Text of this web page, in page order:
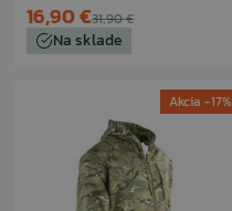
31,90 €
16,90 €
Na sklade
Akcia -17%